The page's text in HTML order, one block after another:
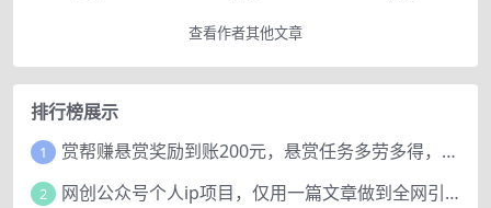
查看作者其他文章
排行榜展示
1 赏帮赚悬赏奖励到账200元，悬赏任务多劳多得，人人可做。
2 网创公众号个人ip项目，仅用一篇文章做到全网引流！